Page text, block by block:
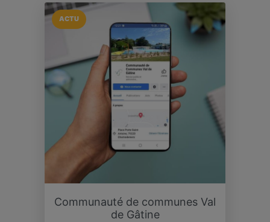
ACTU
Communauté de communes Val
de Gâtine